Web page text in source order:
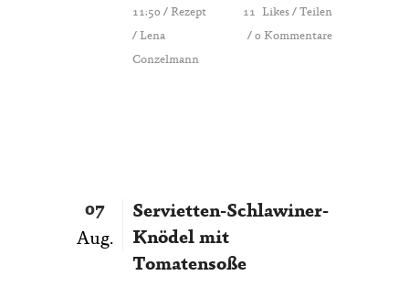
11:50 / Rezept
/ Lena
Conzelmann
11 Likes
Teilen
0 Kommentare
07
Aug.
Servietten-Schlawiner-
Knödel mit
Tomatensoße